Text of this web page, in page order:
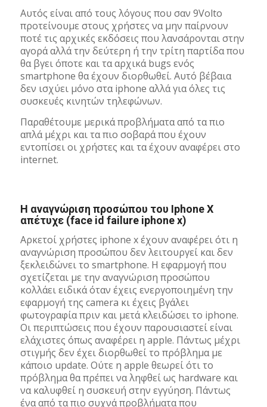
Αυτός είναι από τους λόγους που σαν 9Volto
προτείνουμε στους χρήστες να μην παίρνουν
ποτέ τις αρχικές εκδόσεις που λανσάρονται στην
αγορά αλλά την δεύτερη ή την τρίτη παρτίδα που
θα βγει όποτε και τα αρχικά bugs ενός
smartphone θα έχουν διορθωθεί. Αυτό βέβαια
δεν ισχύει μόνο στα iphone αλλά για όλες τις
συσκευές κινητών τηλεφώνων.
Παραθέτουμε μερικά προβλήματα από τα πιο
απλά μέχρι και τα πιο σοβαρά που έχουν
εντοπίσει οι χρήστες και τα έχουν αναφέρει στο
internet.
Η αναγνώριση προσώπου του Iphone X
απέτυχε (face id failure iphone x)
Αρκετοί χρήστες iphone x έχουν αναφέρει ότι η
αναγνώριση προσώπου δεν λειτουργεί και δεν
ξεκλειδώνει το smartphone. Η εφαρμογή που
σχετίζεται με την αναγνώριση προσώπου
κολλάει ειδικά όταν έχεις ενεργοποιημένη την
εφαρμογή της camera κι έχεις βγάλει
φωτογραφία πριν και μετά κλειδώσει το iphone.
Οι περιπτώσεις που έχουν παρουσιαστεί είναι
ελάχιστες όπως αναφέρει η apple. Πάντως μέχρι
στιγμής δεν έχει διορθωθεί το πρόβλημα με
κάποιο update. Ούτε η apple θεωρεί ότι το
πρόβλημα θα πρέπει να ληφθεί ως hardware και
να καλυφθεί η συσκευή στην εγγύηση. Πάντως
ένα από τα πιο συχνά προβλήματα που